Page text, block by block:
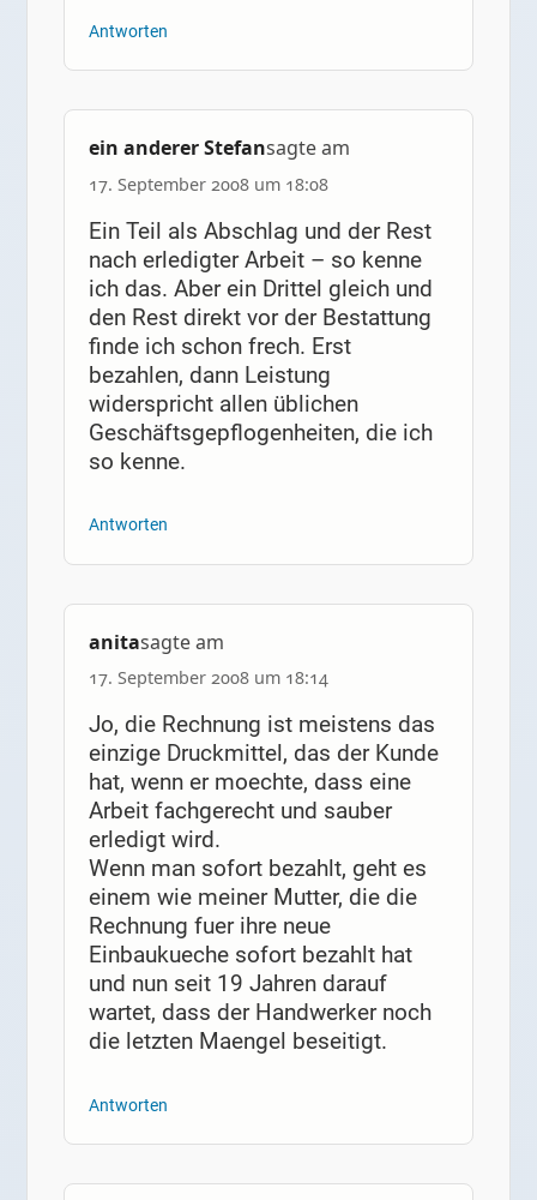
Antworten
ein anderer Stefansagte am
17. September 2008 um 18:08
Ein Teil als Abschlag und der Rest
nach erledigter Arbeit – so kenne
ich das. Aber ein Drittel gleich und
den Rest direkt vor der Bestattung
finde ich schon frech. Erst
bezahlen, dann Leistung
widerspricht allen üblichen
Geschäftsgepflogenheiten, die ich
so kenne.
Antworten
anitasagte am
17. September 2008 um 18:14
Jo, die Rechnung ist meistens das
einzige Druckmittel, das der Kunde
hat, wenn er moechte, dass eine
Arbeit fachgerecht und sauber
erledigt wird.
Wenn man sofort bezahlt, geht es
einem wie meiner Mutter, die die
Rechnung fuer ihre neue
Einbaukueche sofort bezahlt hat
und nun seit 19 Jahren darauf
wartet, dass der Handwerker noch
die letzten Maengel beseitigt.
Antworten